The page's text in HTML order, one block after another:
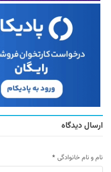
ارسال دیدگاه
نام و نام خانوادگی *